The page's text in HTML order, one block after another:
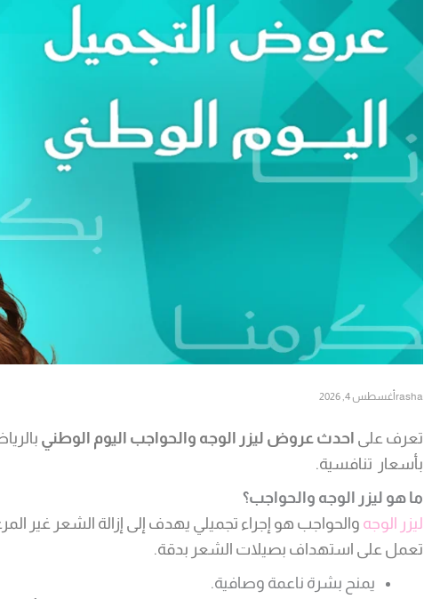
rasha أغسطس 4, 2026
تعرف على احدث عروض ليزر الوجه والحواجب اليوم الوطني
بأسعار تنافسية.
ما هو ليزر الوجه والحواجب؟
ليزر الوجه والحواجب هو إجراء تجميلي يهدف إلى إزالة الشعر غير
تعمل على استهداف بصيلات الشعر بدقة.
يمنح بشرة ناعمة وصافية.